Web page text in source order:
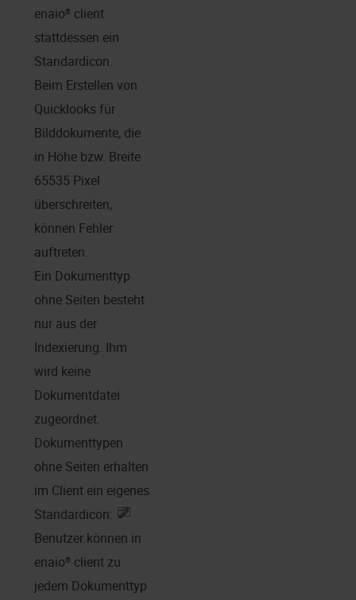
enaio® client
stattdessen ein
Standardicon.
Beim Erstellen von
Quicklooks für
Bilddokumente, die
in Höhe bzw. Breite
65535 Pixel
überschreiten,
können Fehler
auftreten.
Ein Dokumenttyp
ohne Seiten besteht
nur aus der
Indexierung. Ihm
wird keine
Dokumentdatei
zugeordnet.
Dokumenttypen
ohne Seiten erhalten
im Client ein eigenes
Standardicon:
Benutzer können in
enaio® client zu
jedem Dokumenttyp